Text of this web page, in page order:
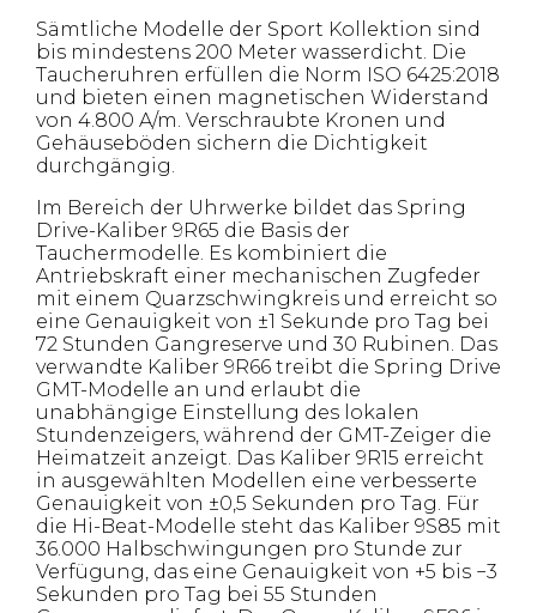
Sämtliche Modelle der Sport Kollektion sind
bis mindestens 200 Meter wasserdicht. Die
Taucheruhren erfüllen die Norm ISO 6425:2018
und bieten einen magnetischen Widerstand
von 4.800 A/m. Verschraubte Kronen und
Gehäuseböden sichern die Dichtigkeit
durchgängig.
Im Bereich der Uhrwerke bildet das Spring
Drive-Kaliber 9R65 die Basis der
Tauchermodelle. Es kombiniert die
Antriebskraft einer mechanischen Zugfeder
mit einem Quarzschwingkreis und erreicht so
eine Genauigkeit von ±1 Sekunde pro Tag bei
72 Stunden Gangreserve und 30 Rubinen. Das
verwandte Kaliber 9R66 treibt die Spring Drive
GMT-Modelle an und erlaubt die
unabhängige Einstellung des lokalen
Stundenzeigers, während der GMT-Zeiger die
Heimatzeit anzeigt. Das Kaliber 9R15 erreicht
in ausgewählten Modellen eine verbesserte
Genauigkeit von ±0,5 Sekunden pro Tag. Für
die Hi-Beat-Modelle steht das Kaliber 9S85 mit
36.000 Halbschwingungen pro Stunde zur
Verfügung, das eine Genauigkeit von +5 bis −3
Sekunden pro Tag bei 55 Stunden